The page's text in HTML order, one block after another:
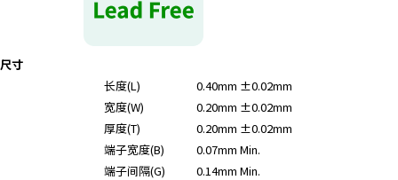
尺寸
长度(L)
0.40mm ±0.02mm
宽度(W)
0.20mm ±0.02mm
厚度(T)
0.20mm ±0.02mm
端子宽度(B)
0.07mm Min.
端子间隔(G)
0.14mm Min.